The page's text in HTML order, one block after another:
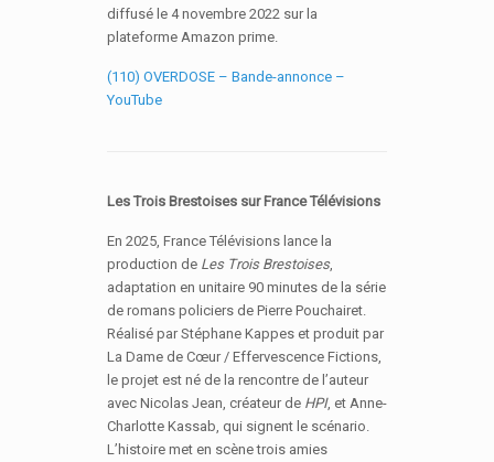
diffusé le 4 novembre 2022 sur la
plateforme Amazon prime.
(110) OVERDOSE – Bande-annonce –
YouTube
Les Trois Brestoises sur France Télévisions
En 2025, France Télévisions lance la
production de Les Trois Brestoises,
adaptation en unitaire 90 minutes de la série
de romans policiers de Pierre Pouchairet.
Réalisé par Stéphane Kappes et produit par
La Dame de Cœur / Effervescence Fictions,
le projet est né de la rencontre de l’auteur
avec Nicolas Jean, créateur de HPI, et Anne-
Charlotte Kassab, qui signent le scénario.
L’histoire met en scène trois amies